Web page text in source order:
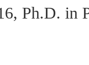
Ph.D. in